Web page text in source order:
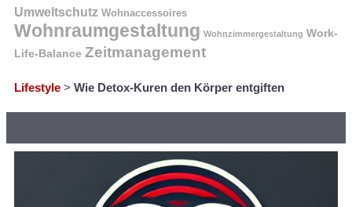
Umweltschutz Wohnaccessoires
Wohnraumgestaltung Wohnzimmergestaltung Work-
Life-Balance Zeitmanagement
Lifestyle > Wie Detox-Kuren den Körper entgiften